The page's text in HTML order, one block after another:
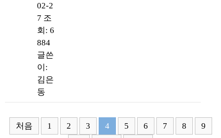
02-2
7 조
회: 6
884
글쓴
이:
김은
동
처음 1 2 3 4 5 6 7 8 9